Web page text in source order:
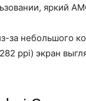
яркий
за небольшого
ppi) экран